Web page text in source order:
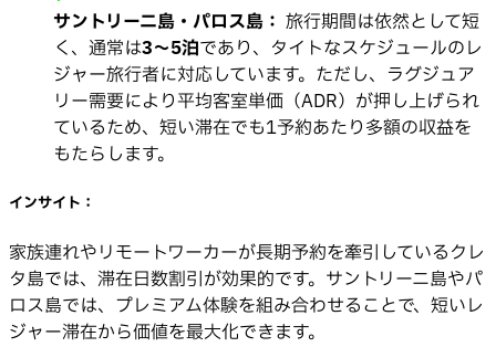
サントリーニ島・パロス島： 旅行期間は依然として短
く、通常は3〜5泊であり、タイトなスケジュールのレ
ジャー旅行者に対応しています。ただし、ラグジュア
リー需要により平均客室単価（ADR）が押し上げられ
ているため、短い滞在でも1予約あたり多額の収益を
もたらします。
インサイト：
家族連れやリモートワーカーが長期予約を牽引しているクレ
タ島では、滞在日数割引が効果的です。サントリーニ島やパ
ロス島では、プレミアム体験を組み合わせることで、短いレ
ジャー滞在から価値を最大化できます。